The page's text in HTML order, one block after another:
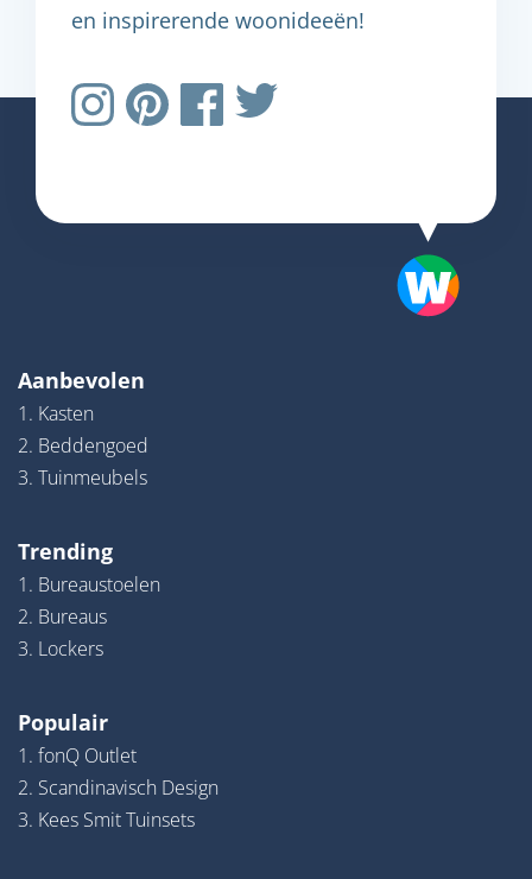
en inspirerende woonideeën!
Aanbevolen
1. Kasten
2. Beddengoed
3. Tuinmeubels
Trending
1. Bureaustoelen
2. Bureaus
3. Lockers
Populair
1. fonQ Outlet
2. Scandinavisch Design
3. Kees Smit Tuinsets